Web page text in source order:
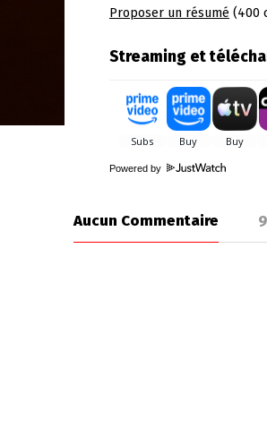
Proposer un résumé (400
Streaming et
Powered by
Aucun Commentaire 9